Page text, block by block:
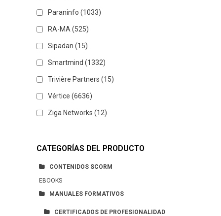
Paraninfo (1033)
RA-MA (525)
Sipadan (15)
Smartmind (1332)
Trivière Partners (15)
Vértice (6636)
Ziga Networks (12)
CATEGORÍAS DEL PRODUCTO
CONTENIDOS SCORM
EBOOKS
MANUALES FORMATIVOS
CERTIFICADOS DE PROFESIONALIDAD